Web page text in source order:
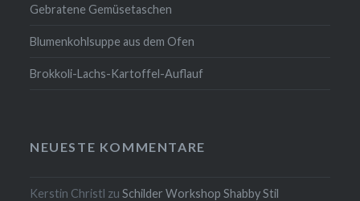
Gebratene Gemüsetaschen
Blumenkohlsuppe aus dem Ofen
Brokkoli-Lachs-Kartoffel-Auflauf
NEUESTE KOMMENTARE
Kerstin Christl zuSchilder Workshop Shabby Stil